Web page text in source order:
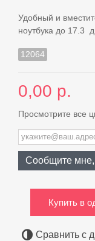
Удобный и
ноутбука до 17.3
12064
0,00 р.
Просмотрите все
Сообщите мне,
Купить в
Сравнить с